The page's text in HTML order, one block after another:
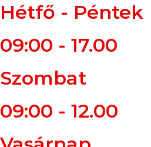
Hétfő - Péntek
09:00 - 17.00
Szombat
09:00 - 12.00